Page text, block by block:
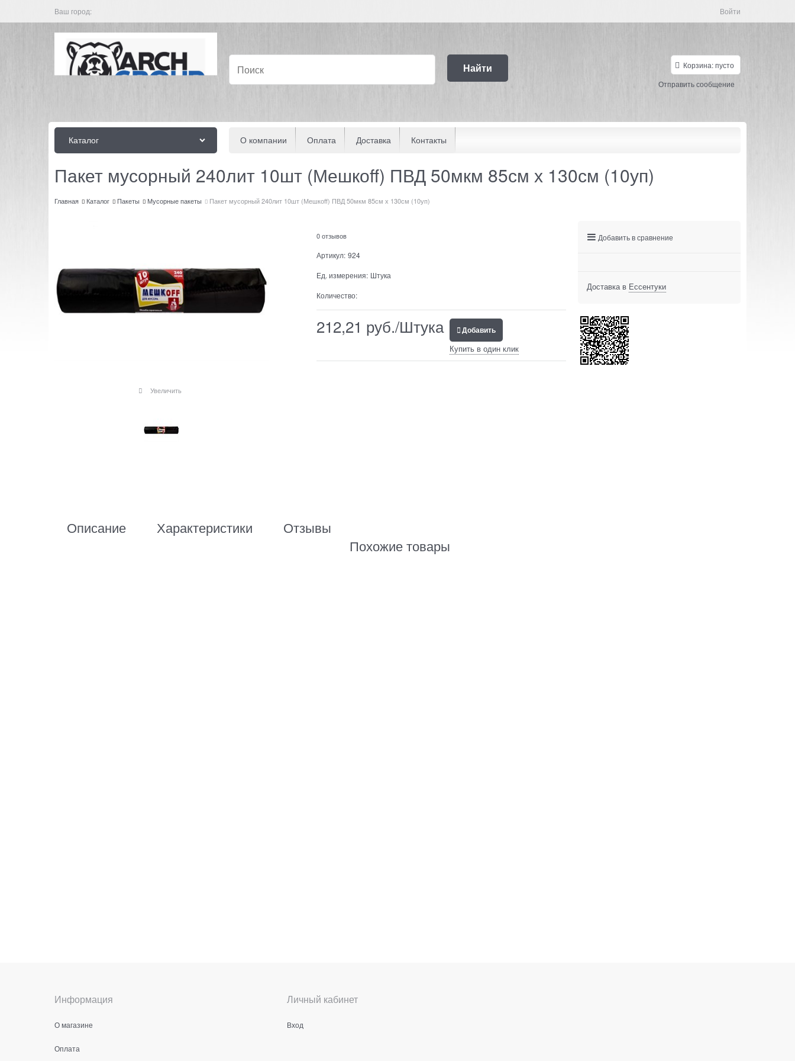
Ваш город: Войти
Найти Корзина:пусто
Отправить сообщение
Каталог О компании Оплата Доставка Контакты
Пакет мусорный 240лит 10шт (Мешкоff) ПВД 50мкм 85см х 130см (10уп)
Главная Каталог Пакеты Мусорные пакеты Пакет мусорный 240лит 10шт (Мешкоff) ПВД 50мкм 85см х 130см (10уп)
Увеличить
0 отзывов
Артикул: 924
Ед. измерения: Штука
Количество:
212,21 руб./Штука Добавить
Купить в один клик
Описание Характеристики
Отзывы
Похожие товары
Добавить в сравнение
Доставка в Ессентуки
Информация
О магазине
Оплата
Личный кабинет
Вход